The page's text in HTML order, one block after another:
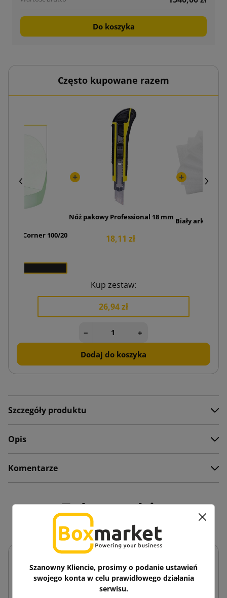
Do koszyka
Często kupowane razem
Cut Corner 100/20
Nóż pakowy Professional 18 mm
18,11 zł
Biały arkusz
Kup zestaw:
26,94 zł
− +
Dodaj do koszyka
Szczegóły produktu
Opis
Komentarze
Zobacz także
Szanowny Kliencie, prosimy o podanie ustawień
swojego konta w celu prawidłowego działania
serwisu.